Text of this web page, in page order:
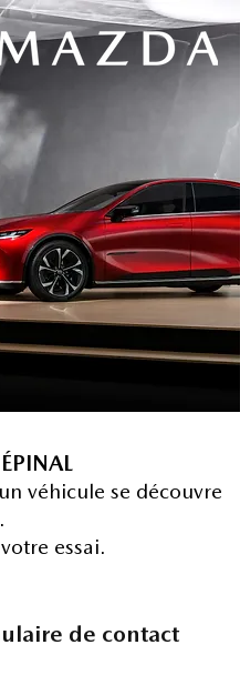
véhicule se découvre
essai.
de contact